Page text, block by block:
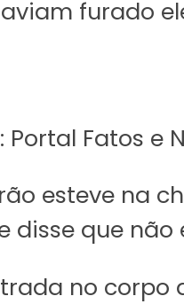
furado
Fatos e
esteve na
que não
no corpo